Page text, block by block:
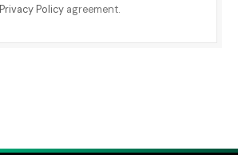
Privacy Policyagreement.